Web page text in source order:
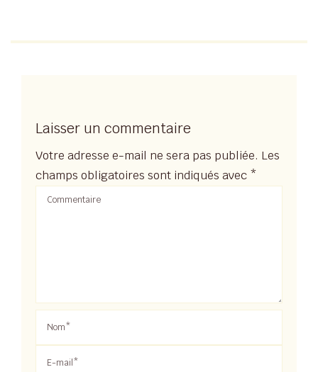
Laisser un commentaire
Votre adresse e-mail ne sera pas publiée. Les
champs obligatoires sont indiqués avec *